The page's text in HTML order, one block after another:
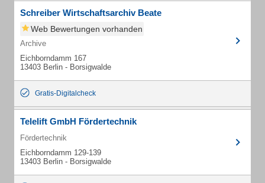
Schreiber Wirtschaftsarchiv Beate
Web Bewertungen vorhanden
Archive
Eichborndamm 167
13403 Berlin - Borsigwalde
Gratis-Digitalcheck
Telelift GmbH Fördertechnik
Fördertechnik
Eichborndamm 129-139
13403 Berlin - Borsigwalde